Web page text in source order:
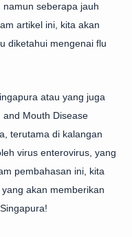
seberapa jauh
artikel ini, kita akan
diketahui mengenai flu
atau yang juga
Mouth Disease
terutama di kalangan
virus enterovirus, yang
pembahasan ini, kita
akan memberikan